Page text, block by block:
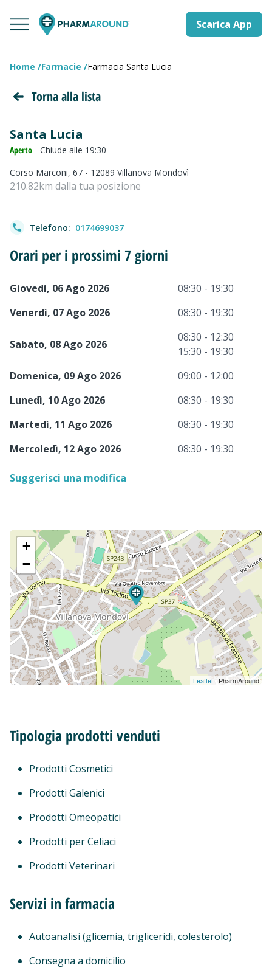
Scarica App
Home Farmacie Farmacia Santa Lucia
Torna alla lista
Santa Lucia
Aperto - Chiude alle 19:30
Corso Marconi, 67 - 12089 Villanova Mondovì
210.82km dalla tua posizione
Telefono: 0174699037
Orari per i prossimi 7 giorni
Giovedì, 06 Ago 2026
08:30 - 19:30
Venerdì, 07 Ago 2026
08:30 - 19:30
Sabato, 08 Ago 2026
08:30 - 12:30
15:30 - 19:30
Domenica, 09 Ago 2026
09:00 - 12:00
Lunedì, 10 Ago 2026
08:30 - 19:30
Martedì, 11 Ago 2026
08:30 - 19:30
Mercoledì, 12 Ago 2026
08:30 - 19:30
Suggerisci una modifica
+
−
Leaflet | PharmAround
Tipologia prodotti venduti
Prodotti Cosmetici
Prodotti Galenici
Prodotti Omeopatici
Prodotti per Celiaci
Prodotti Veterinari
Servizi in farmacia
Autoanalisi (glicemia, trigliceridi, colesterolo)
Consegna a domicilio